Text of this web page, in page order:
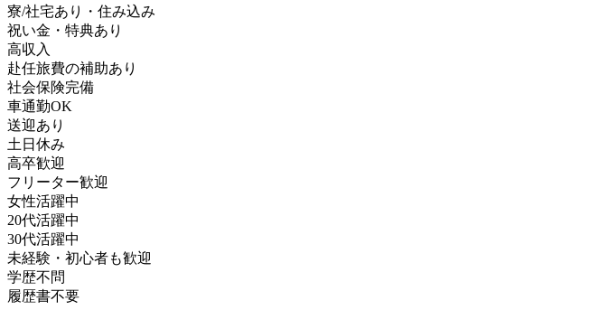
寮/社宅あり・住み込み
祝い金・特典あり
高収入
赴任旅費の補助あり
社会保険完備
車通勤OK
送迎あり
土日休み
高卒歓迎
フリーター歓迎
女性活躍中
20代活躍中
30代活躍中
未経験・初心者も歓迎
学歴不問
履歴書不要